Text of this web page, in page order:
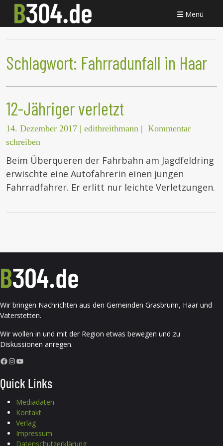
Menü
Schlagwort: Fahrradunfall in Haar
12-Jähriger verletzt
14. Dezember 2017 | edithreithmann | Kommentar
schreiben
Beim Überqueren der Fahrbahn am Jagdfeldring
erwischte eine Autofahrerin einen jungen
Fahrradfahrer. Er erlitt nur leichte Verletzungen.
Wir bringen Nachrichten aus den Gemeinden Grasbrunn, Haar und
Vaterstetten.
Wir wollen in und mit der Region etwas bewegen und zu
Diskussionen anregen.
Facebook InstagramYouTube
Quick Links
Mediadaten
Kontakt
Verlag
Impressum
Datenschutzerklärung